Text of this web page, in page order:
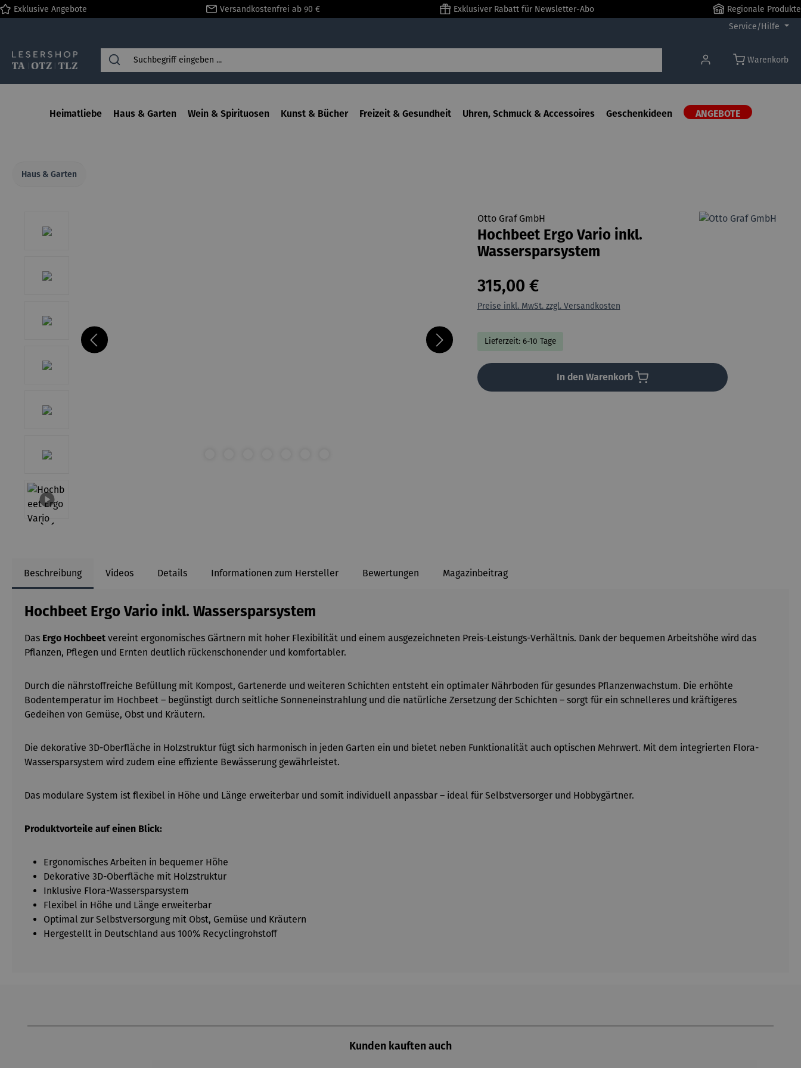
Zur Hauptnavigation springen
Exklusive Angebote Versandkostenfrei ab 90 € Exklusiver Rabatt für Newsletter-Abo
Regionale Produkte
Service/Hilfe
Warenkorb
Heimatliebe Haus & Garten Wein & Spirituosen Kunst & Bücher Freizeit & Gesundheit Uhren, Schmuck & Accessoires Geschenkideen ANGEBOTE
Haus & Garten
Otto Graf GmbH
Hochbeet Ergo Vario inkl.
Wassersparsystem
315,00 €
Preise inkl. MwSt. zzgl. Versandkosten
Lieferzeit: 6-10 Tage
In den Warenkorb
Beschreibung Videos Details Informationen zum Hersteller Bewertungen Magazinbeitrag
Hochbeet Ergo Vario inkl. Wassersparsystem
Das Ergo Hochbeet vereint ergonomisches Gärtnern mit hoher Flexibilität und einem ausgezeichneten Preis-Leistungs-Verhältnis. Dank der bequemen Arbeitshöhe wird das
Pflanzen, Pflegen und Ernten deutlich rückenschonender und komfortabler.
Durch die nährstoffreiche Befüllung mit Kompost, Gartenerde und weiteren Schichten entsteht ein optimaler Nährboden für gesundes Pflanzenwachstum. Die erhöhte
Bodentemperatur im Hochbeet – begünstigt durch seitliche Sonneneinstrahlung und die natürliche Zersetzung der Schichten – sorgt für ein schnelleres und kräftigeres
Gedeihen von Gemüse, Obst und Kräutern.
Die dekorative 3D-Oberfläche in Holzstruktur fügt sich harmonisch in jeden Garten ein und bietet neben Funktionalität auch optischen Mehrwert. Mit dem integrierten Flora-
Wassersparsystem wird zudem eine effiziente Bewässerung gewährleistet.
Das modulare System ist flexibel in Höhe und Länge erweiterbar und somit individuell anpassbar – ideal für Selbstversorger und Hobbygärtner.
Produktvorteile auf einen Blick:
Ergonomisches Arbeiten in bequemer Höhe
Dekorative 3D-Oberfläche mit Holzstruktur
Inklusive Flora-Wassersparsystem
Flexibel in Höhe und Länge erweiterbar
Optimal zur Selbstversorgung mit Obst, Gemüse und Kräutern
Hergestellt in Deutschland aus 100% Recyclingrohstoff
Kunden kauften auch